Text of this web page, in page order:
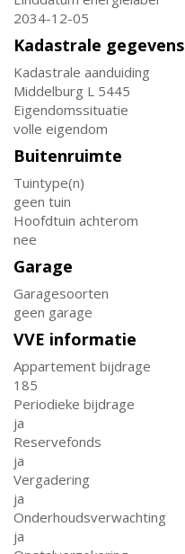
2034-12-05
Kadastrale gegevens
Kadastrale aanduiding
Middelburg L 5445
Eigendomssituatie
volle eigendom
Buitenruimte
Tuintype(n)
geen tuin
Hoofdtuin achterom
nee
Garage
Garagesoorten
geen garage
VVE informatie
Appartement bijdrage
185
Periodieke bijdrage
ja
Reservefonds
ja
Vergadering
ja
Onderhoudsverwachting
ja